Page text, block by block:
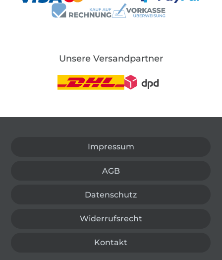
Unsere Versandpartner
Impressum
AGB
Datenschutz
Widerrufsrecht
Kontakt